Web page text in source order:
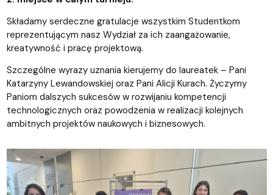
Składamy serdeczne gratulacje wszystkim Studentkom
reprezentującym nasz Wydział za ich zaangażowanie,
kreatywność i pracę projektową.
Szczególne wyrazy uznania kierujemy do laureatek – Pani
Katarzyny Lewandowskiej oraz Pani Alicji Kurach. Życzymy
Paniom dalszych sukcesów w rozwijaniu kompetencji
technologicznych oraz powodzenia w realizacji kolejnych
ambitnych projektów naukowych i biznesowych.